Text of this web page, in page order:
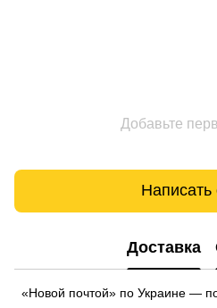
Добавьте
Написать
Доставка
«Новой почтой» по Украине —